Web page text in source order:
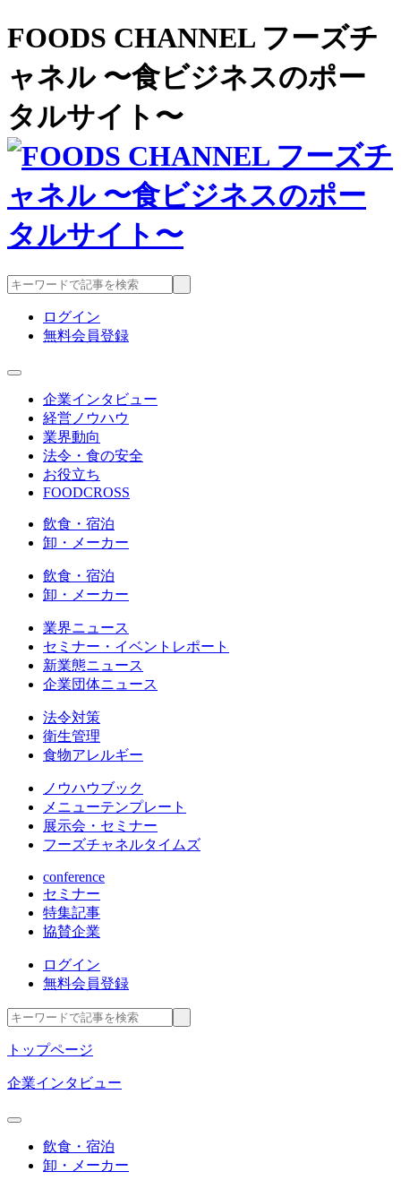
FOODS CHANNEL フーズチ
ャネル 〜食ビジネスのポー
タルサイト〜
ログイン
無料会員登録
企業インタビュー
経営ノウハウ
業界動向
法令・食の安全
お役立ち
FOODCROSS
飲食・宿泊
卸・メーカー
飲食・宿泊
卸・メーカー
業界ニュース
セミナー・イベントレポート
新業態ニュース
企業団体ニュース
法令対策
衛生管理
食物アレルギー
ノウハウブック
メニューテンプレート
展示会・セミナー
フーズチャネルタイムズ
conference
セミナー
特集記事
協賛企業
ログイン
無料会員登録
トップページ
企業インタビュー
飲食・宿泊
卸・メーカー